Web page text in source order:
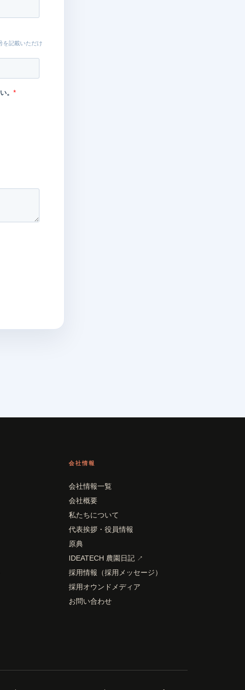
会社情報
会社情報一覧
会社概要
私たちについて
代表挨拶・役員情報
原典
IDEATECH 農園日記 ↗
採用情報（採用メッセージ）
採用オウンドメディア
お問い合わせ